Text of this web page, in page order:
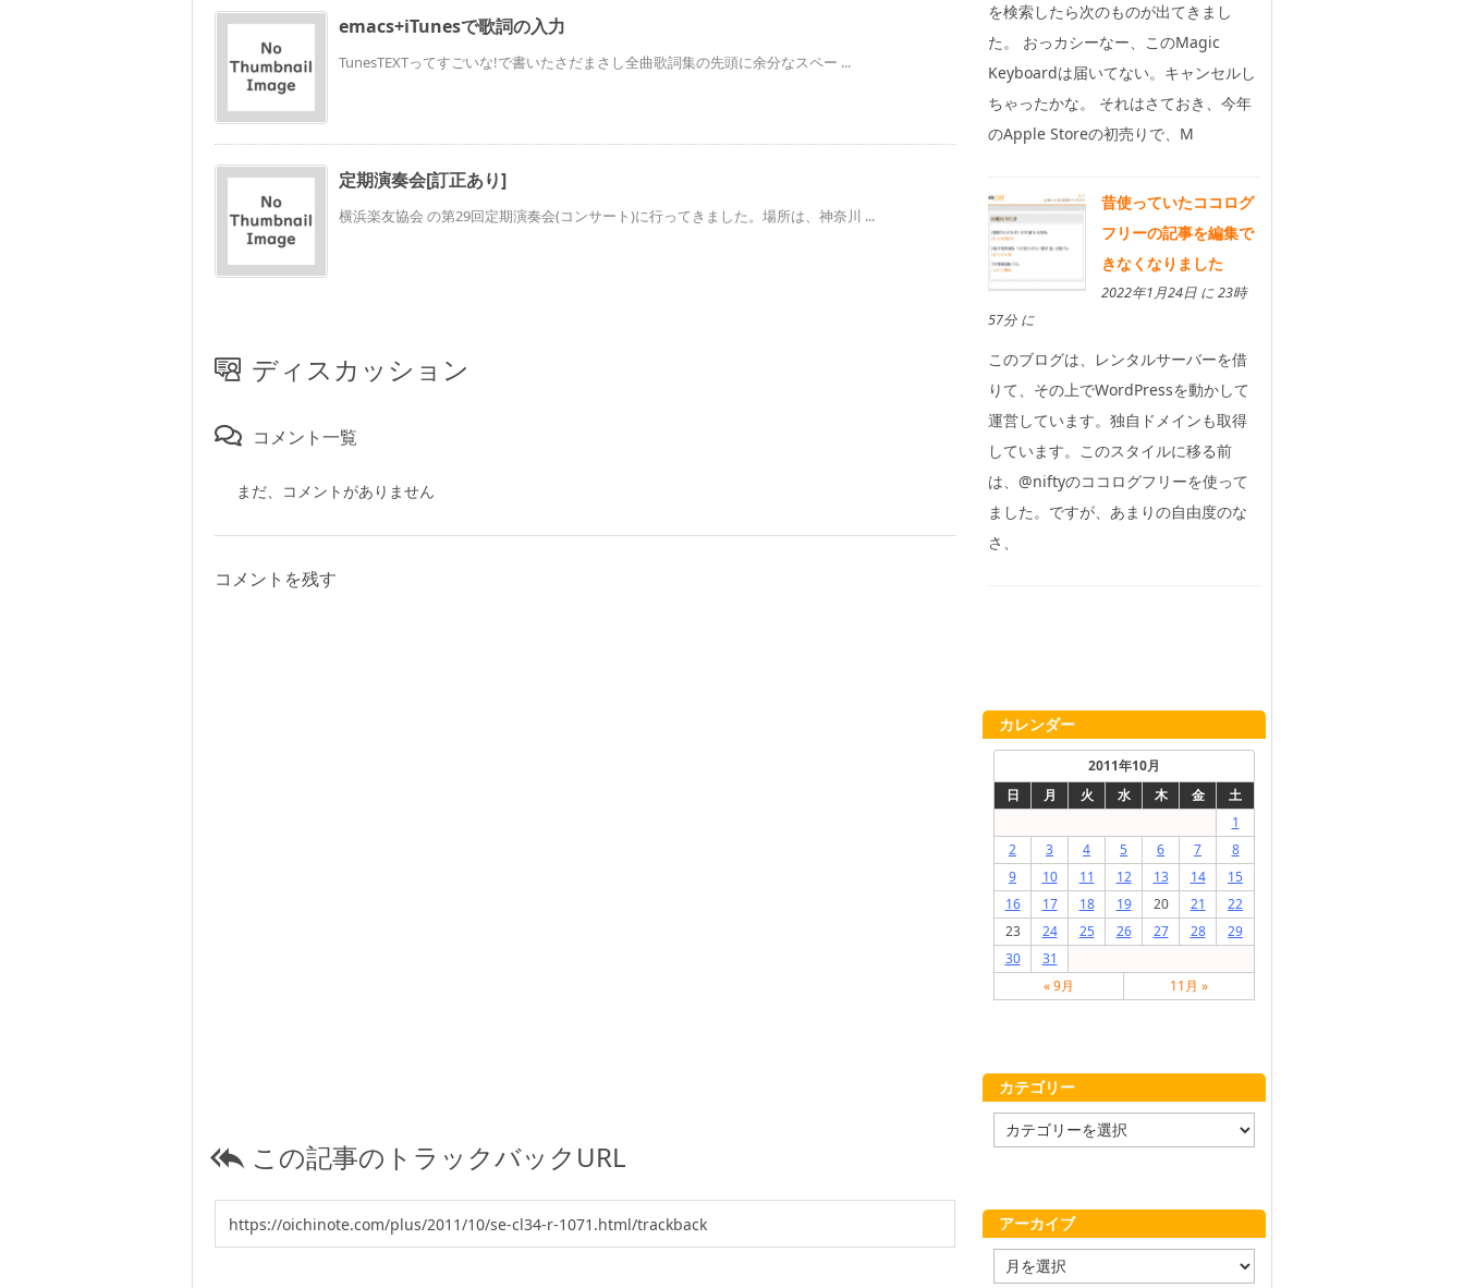
emacs+iTunesで歌詞の入力
TunesTEXTってすごいな!で書いたさだまさし全曲歌詞集の先頭に余分なスペー ...
定期演奏会[訂正あり]
横浜楽友協会 の第29回定期演奏会(コンサート)に行ってきました。場所は、神奈川 ...
ディスカッション
コメント一覧
まだ、コメントがありません
コメントを残す
 この記事のトラックバックURL
を検索したら次のものが出てきまし
た。 おっカシーなー、このMagic
Keyboardは届いてない。キャンセルし
ちゃったかな。 それはさておき、今年
のApple Storeの初売りで、M
昔使っていたココログ
フリーの記事を編集で
きなくなりました
2022年1月24日 に 23時
57分 に
このブログは、レンタルサーバーを借
りて、その上でWordPressを動かして
運営しています。独自ドメインも取得
しています。このスタイルに移る前
は、@niftyのココログフリーを使って
ました。ですが、あまりの自由度のな
さ、
カレンダー
2011年10月
日
月 火 水 木 金
土
1
2
3 4 5 6 7
8
9
10 11 12 13 14
15
16
17 18 19 20 21
22
23
24 25 26 27 28
29
30
31
« 9月
11月 »
カテゴリー
テ
ー
アーカイブ
ー